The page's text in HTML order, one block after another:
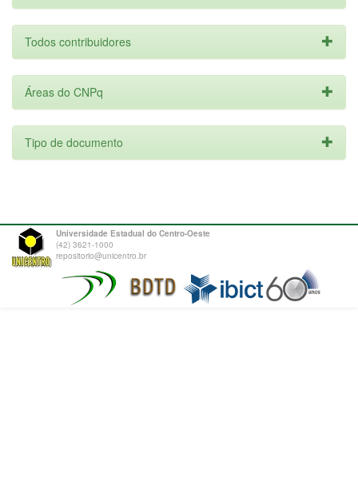
Todos contribuidores
Áreas do CNPq
Tipo de documento
Universidade Estadual do Centro-Oeste
(42) 3621-1000
repositorio@unicentro.br